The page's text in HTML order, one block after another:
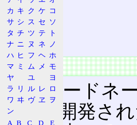
目次
特徴
文書型宣言
特徴
開発コードネ
により開発さ
カ キ ク ケ コ
サ シ ス セ ソ
タ チ ツ テ
ト
ナ ニ ヌ ネ
ノ
ハ ヒ フ ヘ ホ
マ ミ ム メ
モ
ヤ
ユ
ヨ
ラ
リ ル レ ロ
ワ ヰ ヴ ヱ
ヲ
ン
A B C D
E